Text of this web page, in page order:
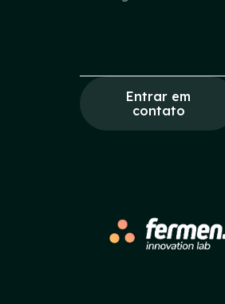
Entrar em
contato